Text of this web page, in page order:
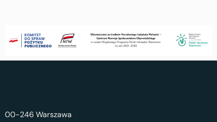
00-246 Warszawa